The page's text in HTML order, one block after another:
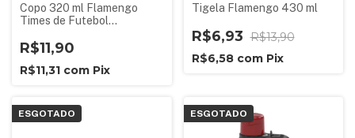
Copo 320 ml Flamengo
Times de Futebol
Festa Infantil
R$11,90
R$11,31 com Pix
Tigela Flamengo 430 ml
R$6,93 R$13,90
R$6,58 com Pix
ESGOTADO ESGOTADO